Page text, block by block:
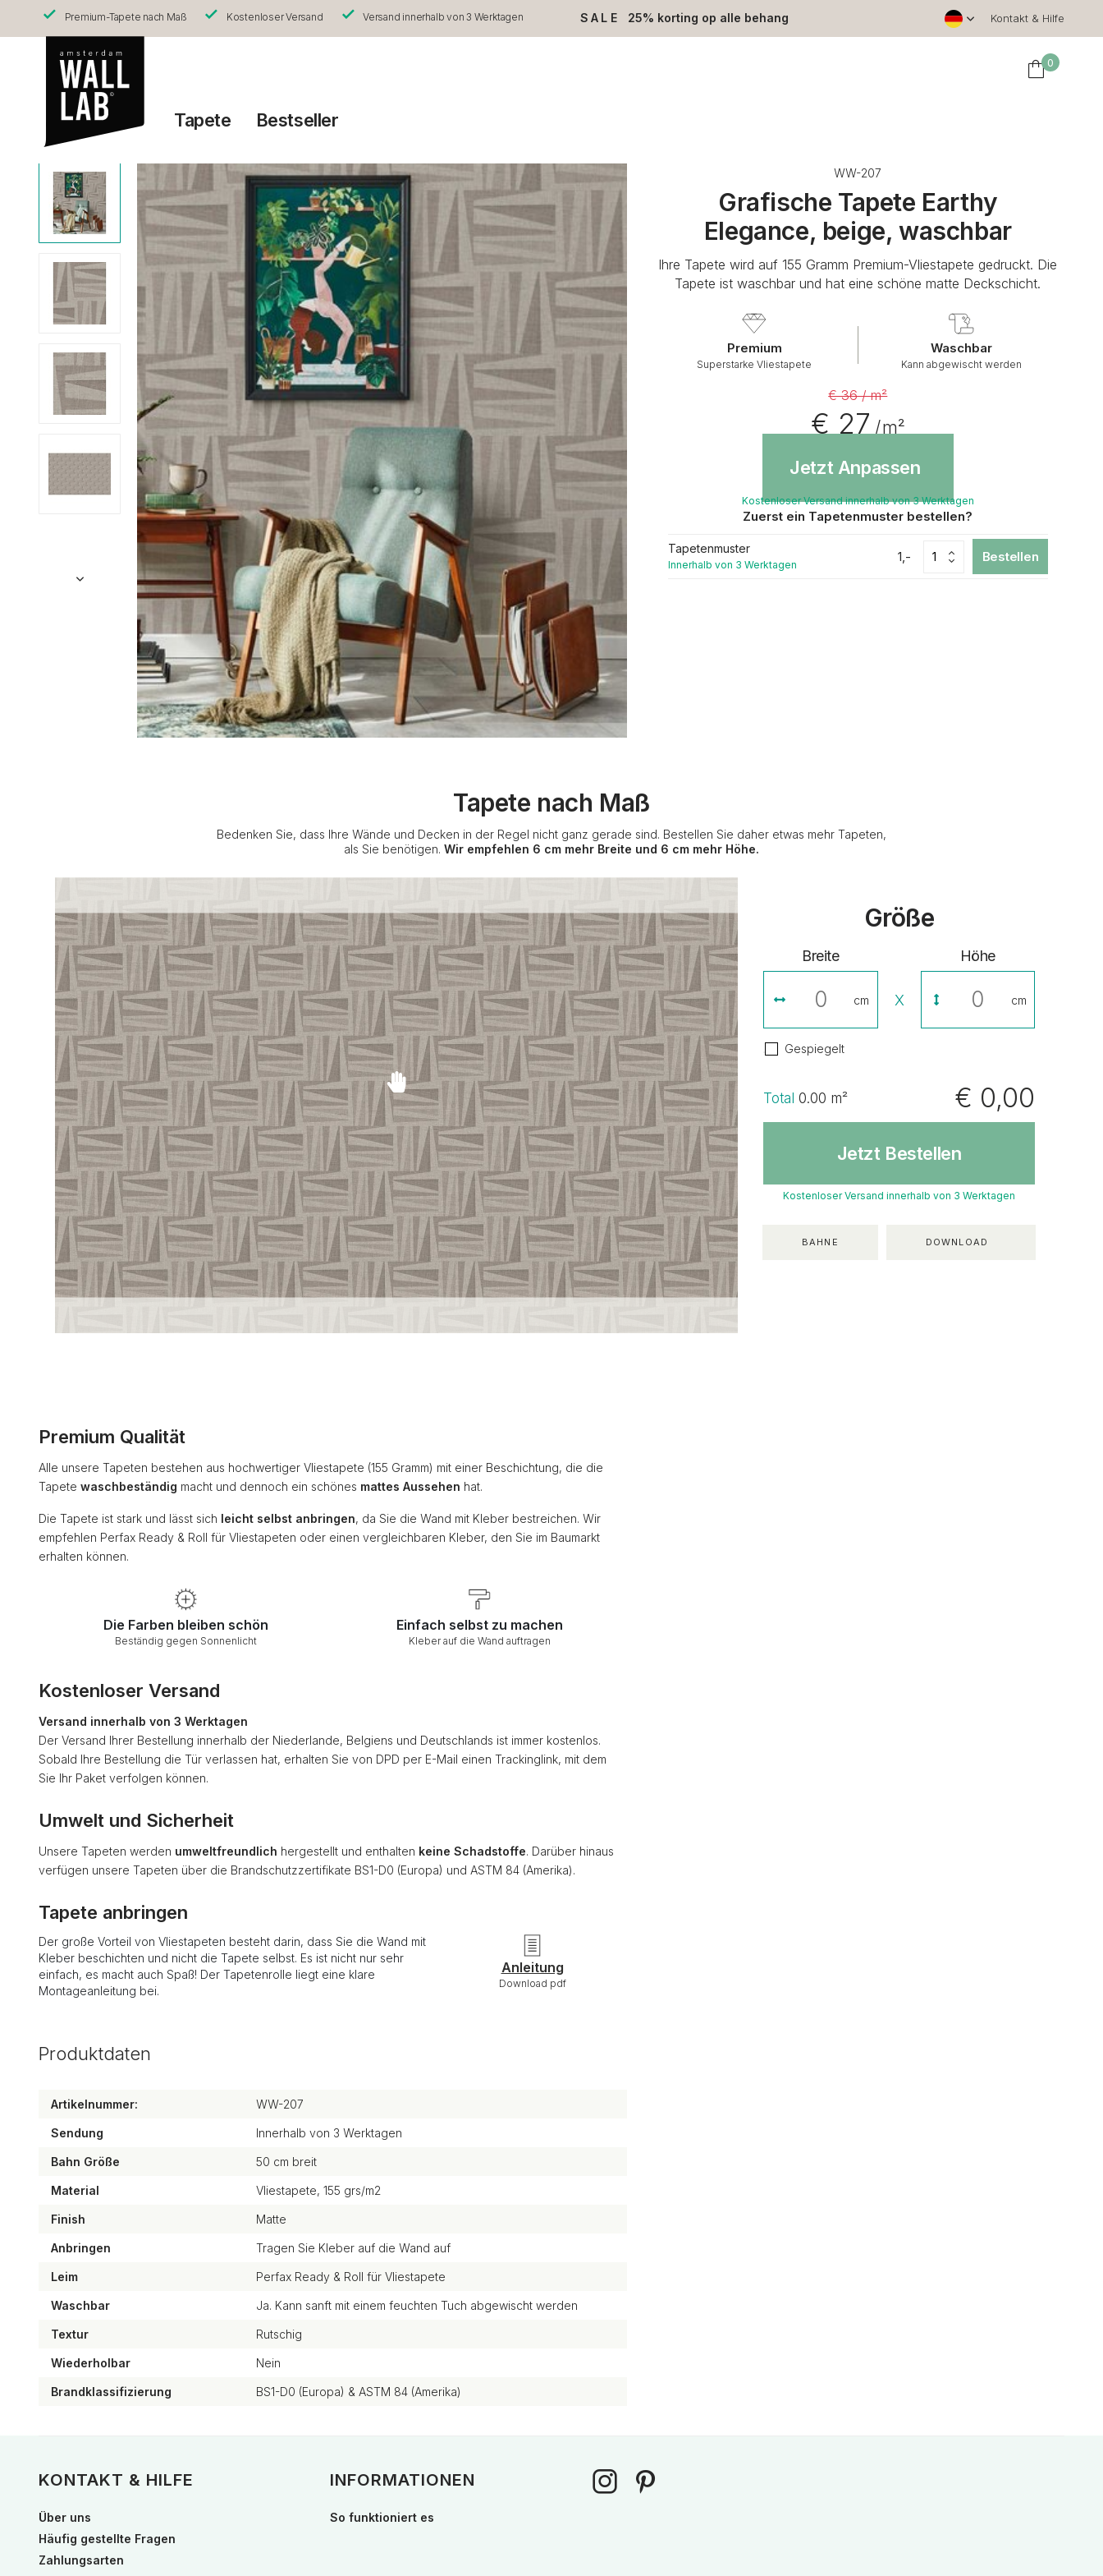
Premium-Tapete nach Maß Kostenloser Versand Versand innerhalb von 3 Werktagen SALE 25% korting op alle behang Kontakt & Hilfe
0
Tapete Bestseller
WW-207
Grafische Tapete Earthy
Elegance, beige, waschbar
Ihre Tapete wird auf 155 Gramm Premium-Vliestapete gedruckt. Die
Tapete ist waschbar und hat eine schöne matte Deckschicht.
Premium
Superstarke Vliestapete
Waschbar
Kann abgewischt werden
€ 36 / m²
€ 27/ m²
Jetzt Anpassen
Kostenloser Versand innerhalb von 3 Werktagen
Zuerst ein Tapetenmuster bestellen?
Tapetenmuster
Innerhalb von 3 Werktagen
1,- Bestellen
Tapete nach Maß
Bedenken Sie, dass Ihre Wände und Decken in der Regel nicht ganz gerade sind. Bestellen Sie daher etwas mehr Tapeten,
als Sie benötigen. Wir empfehlen 6 cm mehr Breite und 6 cm mehr Höhe.
Größe
Breite
cm X
Höhe
cm
Gespiegelt
Total 0.00 m² € 0,00
Jetzt Bestellen
Kostenloser Versand innerhalb von 3 Werktagen
BAHNE DOWNLOAD
Premium Qualität
Alle unsere Tapeten bestehen aus hochwertiger Vliestapete (155 Gramm) mit einer Beschichtung, die die
Tapete waschbeständig macht und dennoch ein schönes mattes Aussehen hat.
Die Tapete ist stark und lässt sich leicht selbst anbringen, da Sie die Wand mit Kleber bestreichen. Wir
empfehlen Perfax Ready & Roll für Vliestapeten oder einen vergleichbaren Kleber, den Sie im Baumarkt
erhalten können.
Die Farben bleiben schön
Beständig gegen Sonnenlicht
Einfach selbst zu machen
Kleber auf die Wand auftragen
Kostenloser Versand
Versand innerhalb von 3 Werktagen
Der Versand Ihrer Bestellung innerhalb der Niederlande, Belgiens und Deutschlands ist immer kostenlos.
Sobald Ihre Bestellung die Tür verlassen hat, erhalten Sie von DPD per E-Mail einen Trackinglink, mit dem
Sie Ihr Paket verfolgen können.
Umwelt und Sicherheit
Unsere Tapeten werden umweltfreundlich hergestellt und enthalten keine Schadstoffe. Darüber hinaus
verfügen unsere Tapeten über die Brandschutzzertifikate BS1-D0 (Europa) und ASTM 84 (Amerika).
Tapete anbringen
Der große Vorteil von Vliestapeten besteht darin, dass Sie die Wand mit
Kleber beschichten und nicht die Tapete selbst. Es ist nicht nur sehr
einfach, es macht auch Spaß! Der Tapetenrolle liegt eine klare
Montageanleitung bei.
Anleitung
Download pdf
Produktdaten
Artikelnummer: WW-207
Sendung Innerhalb von 3 Werktagen
Bahn Größe 50 cm breit
Material Vliestapete, 155 grs/m2
Finish Matte
Anbringen Tragen Sie Kleber auf die Wand auf
Leim Perfax Ready & Roll für Vliestapete
Waschbar Ja. Kann sanft mit einem feuchten Tuch abgewischt werden
Textur Rutschig
Wiederholbar Nein
Brandklassifizierung BS1-D0 (Europa) & ASTM 84 (Amerika)
KONTAKT & HILFE
Über uns
Häufig gestellte Fragen
Zahlungsarten
INFORMATIONEN
So funktioniert es